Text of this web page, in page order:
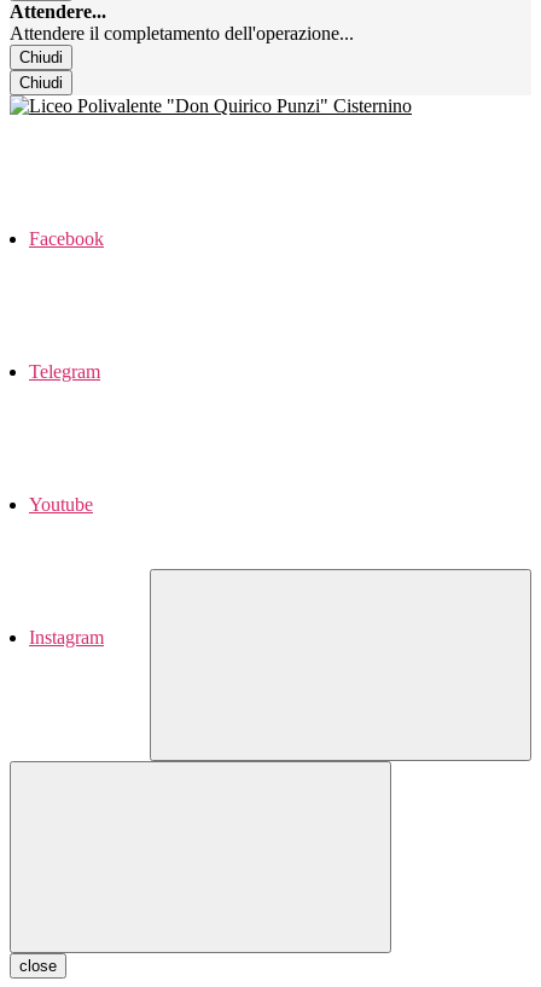
Attendere...
Attendere il completamento dell'operazione...
Chiudi
Chiudi
Facebook
Telegram
Youtube
Instagram
close